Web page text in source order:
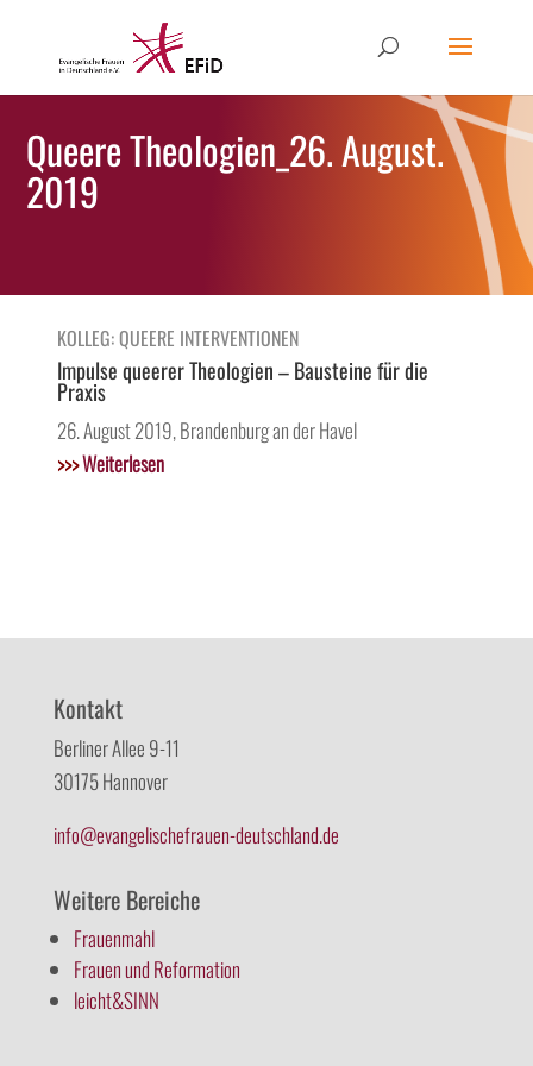
Queere Theologien_26. August.
2019
KOLLEG: QUEERE INTERVENTIONEN
Impulse queerer Theologien – Bausteine für die
Praxis
26. August 2019, Brandenburg an der Havel
>>>Weiterlesen
Kontakt
Berliner Allee 9-11
30175 Hannover
info@evangelischefrauen-deutschland.de
Weitere Bereiche
Frauenmahl
Frauen und Reformation
leicht&SINN